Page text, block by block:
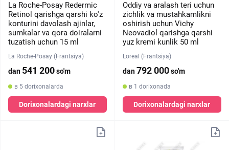
La Roche-Posay Redermic
Retinol qarishga qarshi ko'z
konturini davolash ajinlar,
sumkalar va qora doiralarni
tuzatish uchun 15 ml
La Roche-Posay (Frantsiya)
dan 541 200so'm
в 5 dorixonalarda
Dorixonalardagi narxlar
Oddiy va aralash teri uchun
zichlik va mustahkamlikni
oshirish uchun Vichy
Neovadiol qarishga qarshi
yuz kremi kunlik 50 ml
Loreal (Frantsiya)
dan792 000so'm
в 1 dorixonada
Dorixonalardagi narxlar